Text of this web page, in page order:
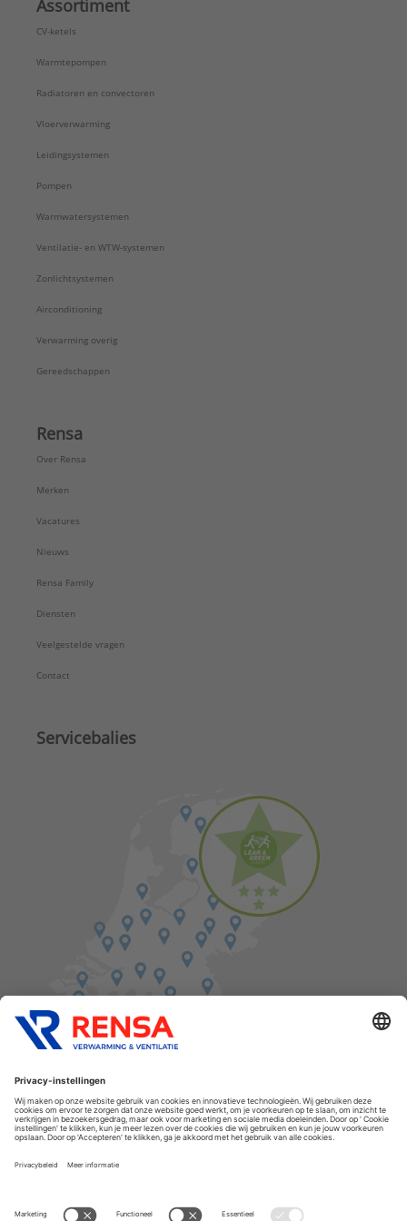
Assortiment
CV-ketels
Warmtepompen
Radiatoren en convectoren
Vloerverwarming
Leidingsystemen
Pompen
Warmwatersystemen
Ventilatie- en WTW-systemen
Zonlichtsystemen
Airconditioning
Verwarming overig
Gereedschappen
Rensa
Over Rensa
Merken
Vacatures
Nieuws
Rensa Family
Diensten
Veelgestelde vragen
Contact
Servicebalies
Cookies
Privacyverklaring
Disclaimer